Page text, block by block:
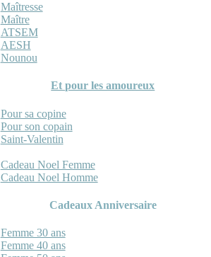
Maîtresse
Maître
ATSEM
AESH
Nounou
Et pour les amoureux
Pour sa copine
Pour son copain
Saint-Valentin
Cadeau Noel Femme
Cadeau Noel Homme
Cadeaux Anniversaire
Femme 30 ans
Femme 40 ans